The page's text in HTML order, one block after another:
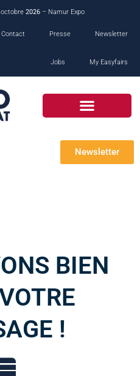
octobre 2026– Namur Expo
Contact Presse Newsletter
Jobs My Easyfairs
Newsletter
BIEN
!